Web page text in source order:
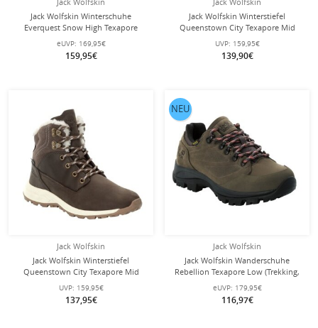
Jack Wolfskin Winterschuhe
Everquest Snow High Texapore
(warm, wasserdicht, PFC-Frei)
sandbraun Damen
eUVP: 169,95€
159,95€
Jack Wolfskin Winterstiefel
Queenstown City Texapore Mid
(Leder, wasserdicht) rosa Damen
UVP: 159,95€
139,90€
Jack Wolfskin
Jack Wolfskin Winterstiefel
Queenstown City Texapore Mid
(Leder, wasserdicht) dunkelbraun
Damen
UVP: 159,95€
137,95€
Jack Wolfskin
Jack Wolfskin Wanderschuhe
Rebellion Texapore Low (Trekking,
wasserdicht, 100% PFC-frei)
braun/phantomgrau Damen
eUVP: 179,95€
116,97€
NEU